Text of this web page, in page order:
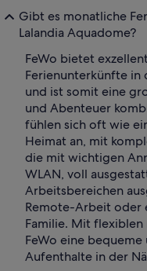
Gibt es monatliche
Lalandia Aquadome?
FeWo bietet
Ferienunterkünfte in
und ist somit eine
und Abenteuer
fühlen sich oft wie
Heimat an, mit
die mit wichtigen
WLAN, voll
Arbeitsbereichen
Remote-Arbeit oder
Familie. Mit
FeWo eine
Aufenthalte in der